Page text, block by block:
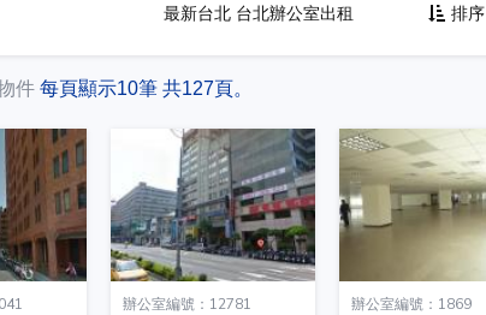
最新台北 台北辦公室出租 排序
件 每頁顯示10筆 共127頁。
辦公室編號：12781
辦公室編號：1869